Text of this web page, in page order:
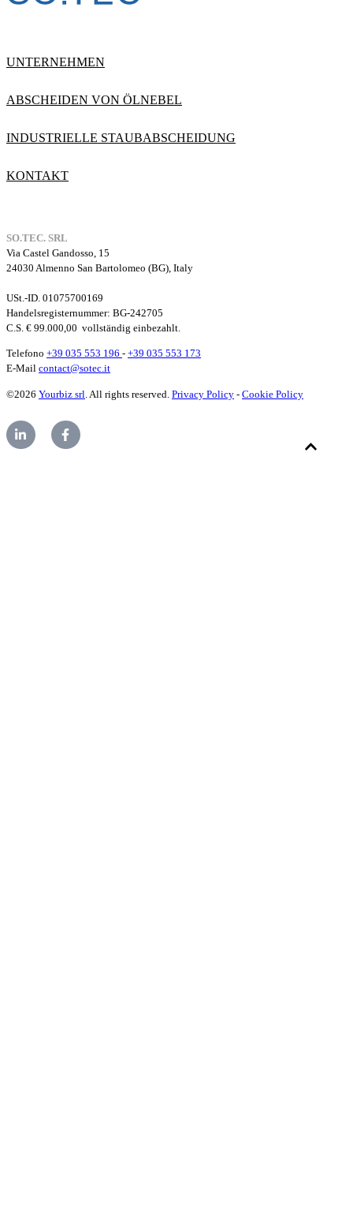
UNTERNEHMEN
ABSCHEIDEN VON ÖLNEBEL
INDUSTRIELLE STAUBABSCHEIDUNG
KONTAKT
SO.TEC. SRL
Via Castel Gandosso, 15
24030 Almenno San Bartolomeo (BG), Italy
USt.-ID. 01075700169
Handelsregisternummer: BG-242705
C.S. € 99.000,00 vollständig einbezahlt.
Telefono +39 035 553 196 - +39 035 553 173
E-Mail contact@sotec.it
©2026 Yourbiz srl . All rights reserved. Privacy Policy - Cookie Policy